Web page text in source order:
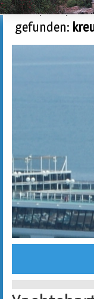
gefunden: